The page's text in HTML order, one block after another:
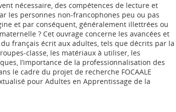
nécessaire, des compétences de lecture et
les personnes non-francophones peu ou pas
et par conséquent, généralement illettrées ou
? Cet ouvrage concerne les avancées et
du français écrit aux adultes, tels que décrits par la
classe, les matériaux à utiliser, les
l’importance de la professionnalisation des
le cadre du projet de recherche FOCAALE
pour Adultes en Apprentissage de la